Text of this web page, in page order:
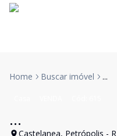
Home Buscar imóvel ...
...
Castelanea, Petrópolis -